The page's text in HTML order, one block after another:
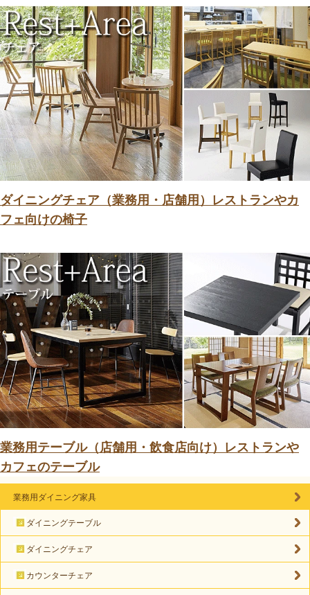
ダイニングチェア（業務用・店舗用）レストランやカ
フェ向けの椅子
業務用テーブル（店舗用・飲食店向け）レストランや
カフェのテーブル
業務用ダイニング家具
ダイニングテーブル
ダイニングチェア
カウンターチェア